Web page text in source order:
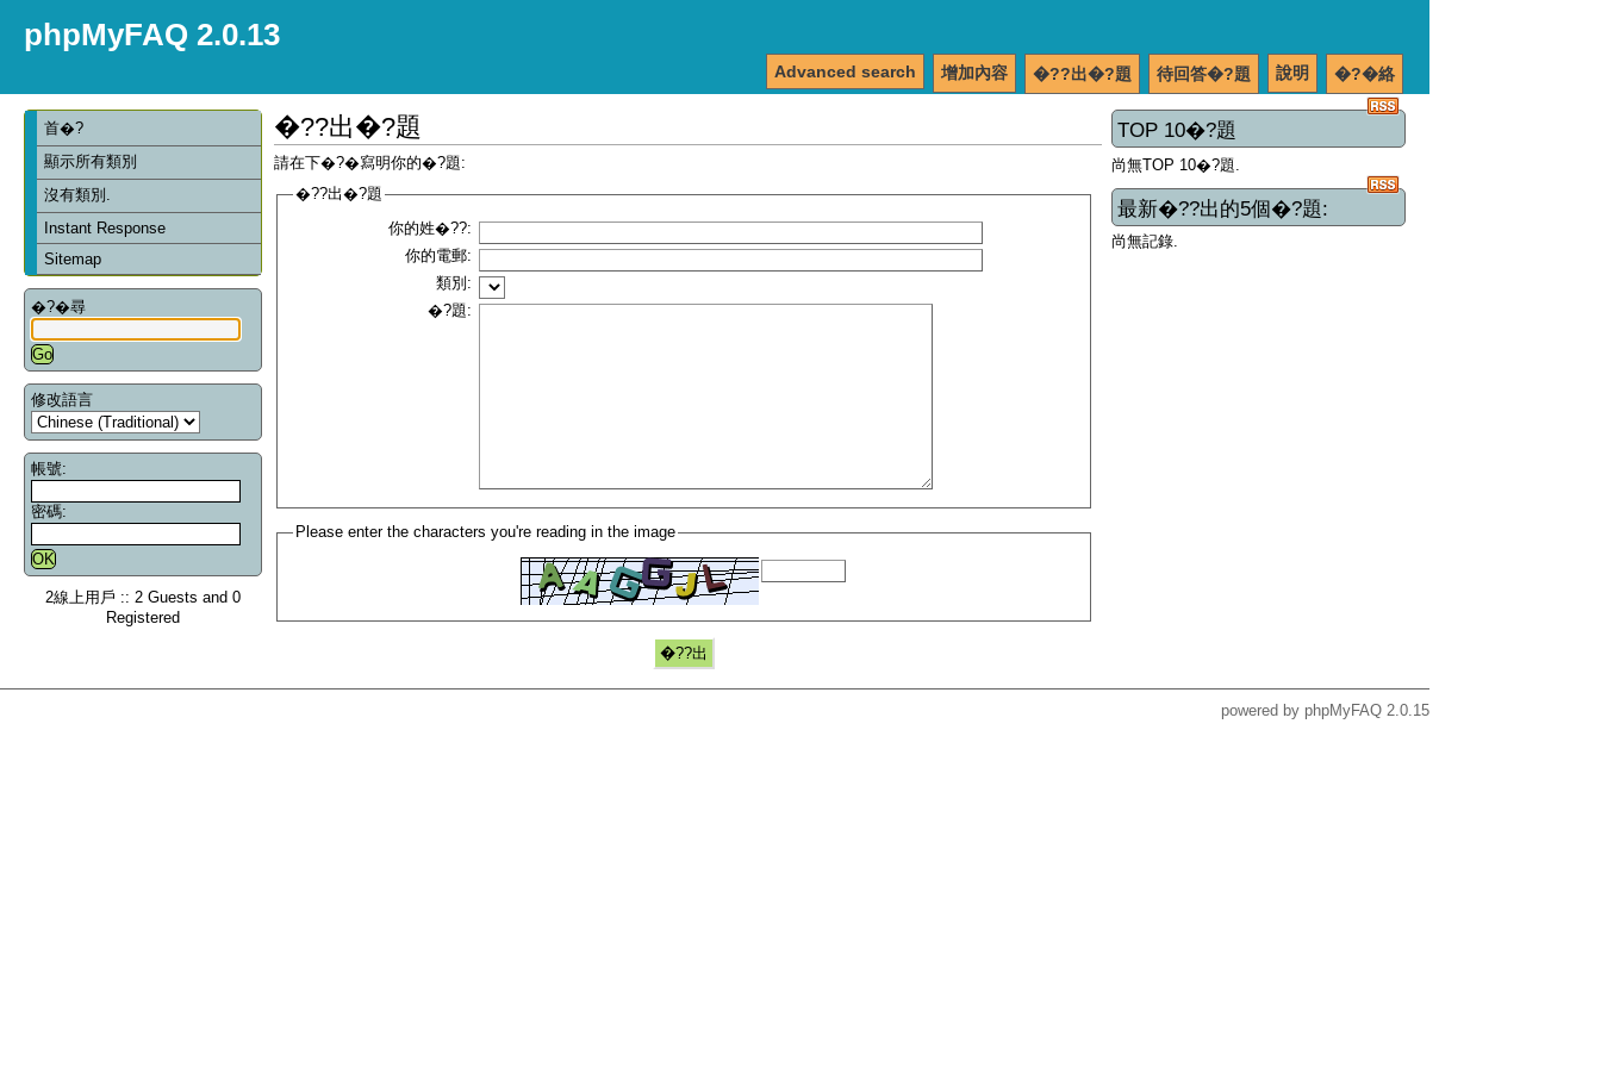
phpMyFAQ 2.0.13
�?�絡
說明
待回答�?題
�??出�?題
增加內容
Advanced search
首�?
顯示所有類別
沒有類別.
Instant Response
Sitemap
�?�尋
修改語言
帳號:
密碼:
2線上用戶 :: 2 Guests and 0
Registered
TOP 10�?題
尚無TOP 10�?題.
最新�??出的5個�?題:
尚無記錄.
�??出�?題
請在下�?�寫明你的�?題:
�??出�?題
你的姓�??:
你的電郵:
類別:
�?題:
Please enter the characters you're reading in the image
powered by phpMyFAQ 2.0.15